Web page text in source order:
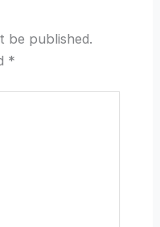
be published.
*